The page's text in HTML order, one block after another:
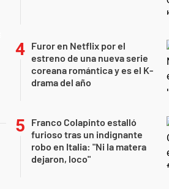
Furor en Netflix por el
estreno de una nueva serie
coreana romántica y es el K-
drama del año
Franco Colapinto estalló
furioso tras un indignante
robo en Italia: "Ni la matera
dejaron, loco"